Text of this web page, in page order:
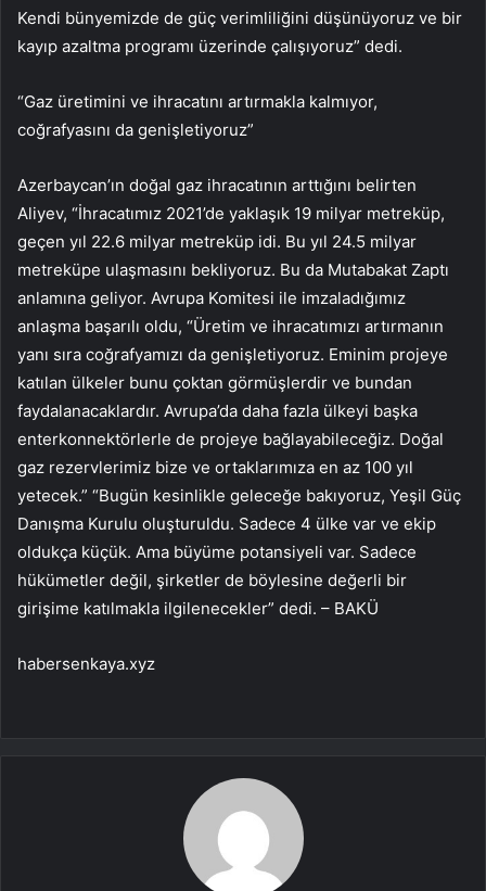
Kendi bünyemizde de güç verimliliğini düşünüyoruz ve bir
kayıp azaltma programı üzerinde çalışıyoruz” dedi.
“Gaz üretimini ve ihracatını artırmakla kalmıyor,
coğrafyasını da genişletiyoruz”
Azerbaycan’ın doğal gaz ihracatının arttığını belirten
Aliyev, “İhracatımız 2021’de yaklaşık 19 milyar metreküp,
geçen yıl 22.6 milyar metreküp idi. Bu yıl 24.5 milyar
metreküpe ulaşmasını bekliyoruz. Bu da Mutabakat Zaptı
anlamına geliyor. Avrupa Komitesi ile imzaladığımız
anlaşma başarılı oldu, “Üretim ve ihracatımızı artırmanın
yanı sıra coğrafyamızı da genişletiyoruz. Eminim projeye
katılan ülkeler bunu çoktan görmüşlerdir ve bundan
faydalanacaklardır. Avrupa’da daha fazla ülkeyi başka
enterkonnektörlerle de projeye bağlayabileceğiz. Doğal
gaz rezervlerimiz bize ve ortaklarımıza en az 100 yıl
yetecek.” “Bugün kesinlikle geleceğe bakıyoruz, Yeşil Güç
Danışma Kurulu oluşturuldu. Sadece 4 ülke var ve ekip
oldukça küçük. Ama büyüme potansiyeli var. Sadece
hükümetler değil, şirketler de böylesine değerli bir
girişime katılmakla ilgilenecekler” dedi. – BAKÜ
habersenkaya.xyz